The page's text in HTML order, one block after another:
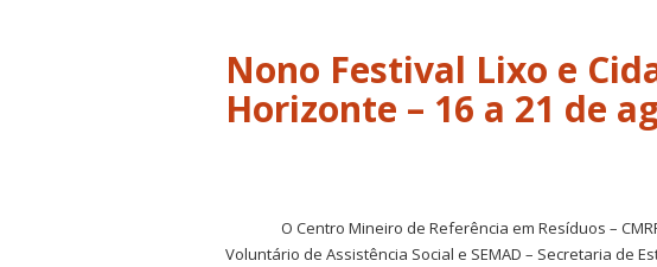
Nono Festival Lixo e
Horizonte – 16 a 21 de
O Centro Mineiro de Referência em Resíduos –
Voluntário de Assistência Social e SEMAD – Secretaria de